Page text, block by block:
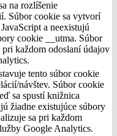
na rozlíšenie
Súbor cookie sa vytvorí
a neexistujú
cookie __utma. Súbor
každom odoslaní údajov
tento súbor cookie
návštev. Súbor cookie
sa spustí knižnica
žiadne existujúce súbory
sa pri každom
Google Analytics.